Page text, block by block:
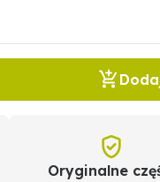
Oryginalne